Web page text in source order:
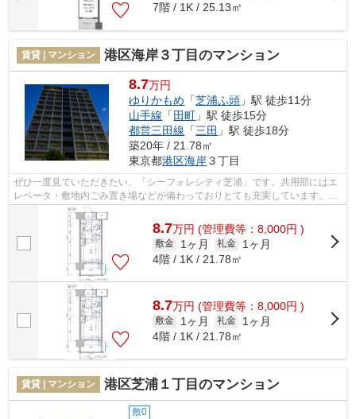
7階 / 1K / 25.13㎡
賃貸 | マンション 港区海岸３丁目のマンション
8.7万円
ゆりかもめ 「芝浦ふ頭 」駅 徒歩11分
山手線 「 田町 」駅 徒歩15分
都営三田線 「三田 」駅 徒歩18分
築20年 / 21.78㎡
東京都港区海岸３丁目
ぜひ一度見ていただきたい、「シーフォレシティ芝浦」です。共用部にはエ
レベータ・敷地内ごみ置き場などが備わっておりとても充実しています。こ
ちらの物件では初期費用をカードでお...
8.7万円 (管理費等：8,000円 )
敷金 1ヶ月 礼金
1ヶ月
4階 / 1K / 21.78㎡
8.7万円 (管理費等：8,000円 )
敷金 1ヶ月 礼金
1ヶ月
4階 / 1K / 21.78㎡
賃貸 | マンション 港区芝浦１丁目のマンション
敷0